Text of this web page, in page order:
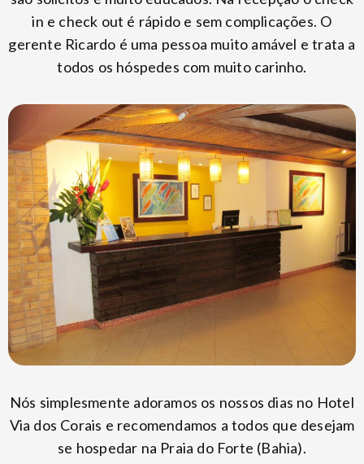
in e check out é rápido e sem complicações. O
gerente Ricardo é uma pessoa muito amável e trata a
todos os hóspedes com muito carinho.
Nós simplesmente adoramos os nossos dias no Hotel
Via dos Corais e recomendamos a todos que desejam
se hospedar na Praia do Forte (Bahia).